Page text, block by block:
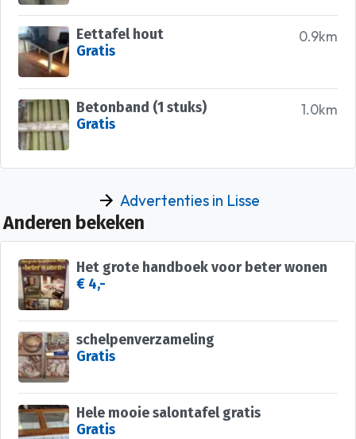
0.9km
Eettafel hout
Gratis
1.0km
Betonband (1 stuks)
Gratis
Advertenties in Lisse
Anderen bekeken
Het grote handboek voor beter wonen
€ 4,-
schelpenverzameling
Gratis
Hele mooie salontafel gratis
Gratis